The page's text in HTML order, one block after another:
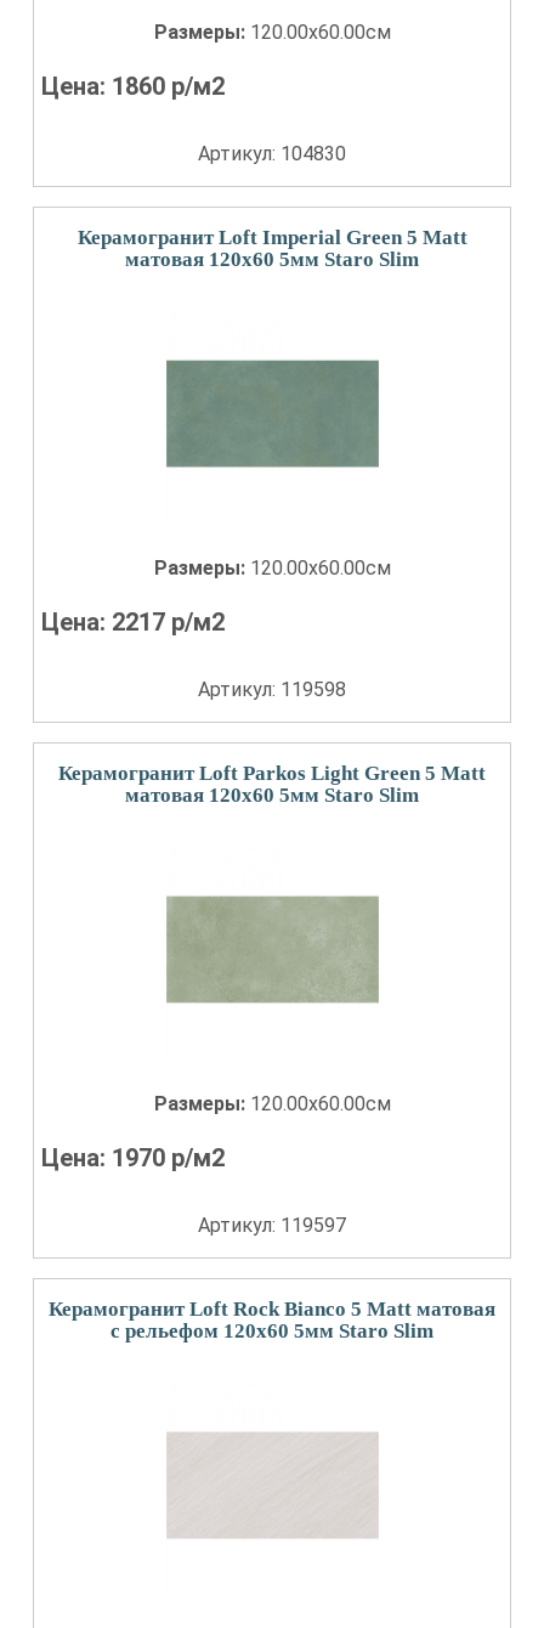
Размеры: 120.00x60.00см
Цена: 1860 р/м2
Артикул: 104830
Керамогранит Loft Imperial Green 5 Matt
матовая 120x60 5мм Staro Slim
Размеры: 120.00x60.00см
Цена: 2217 р/м2
Артикул: 119598
Керамогранит Loft Parkos Light Green 5 Matt
матовая 120x60 5мм Staro Slim
Размеры: 120.00x60.00см
Цена: 1970 р/м2
Артикул: 119597
Керамогранит Loft Rock Bianco 5 Matt матовая
с рельефом 120x60 5мм Staro Slim